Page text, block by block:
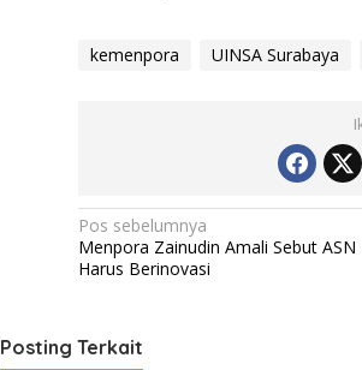
kemenpora UINSA Surabaya
Navigasi
pos
Pos sebelumnya
Menpora Zainudin Amali Sebut ASN
Harus Berinovasi
Posting Terkait